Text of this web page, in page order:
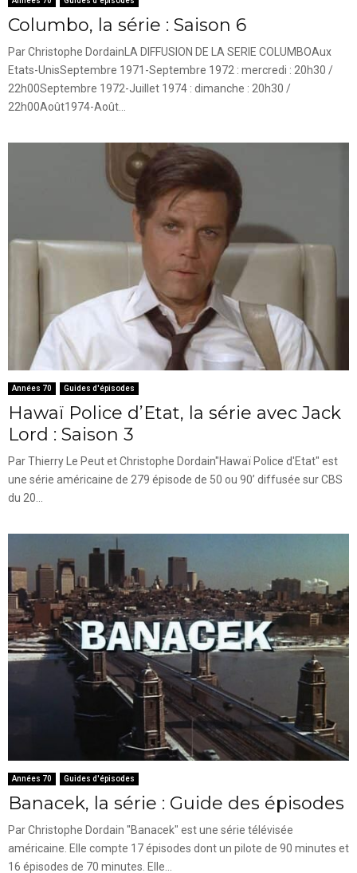
Columbo, la série : Saison 6
Par Christophe DordainLA DIFFUSION DE LA SERIE COLUMBOAux
Etats-UnisSeptembre 1971-Septembre 1972 : mercredi : 20h30 /
22h00Septembre 1972-Juillet 1974 : dimanche : 20h30 /
22h00Août1974-Août...
Années 70 Guides d'épisodes
Hawaï Police d’Etat, la série avec Jack
Lord : Saison 3
Par Thierry Le Peut et Christophe Dordain"Hawaï Police d'Etat" est
une série américaine de 279 épisode de 50 ou 90’ diffusée sur CBS
du 20...
Années 70 Guides d'épisodes
Banacek, la série : Guide des épisodes
Par Christophe Dordain "Banacek" est une série télévisée
américaine. Elle compte 17 épisodes dont un pilote de 90 minutes et
16 épisodes de 70 minutes. Elle...